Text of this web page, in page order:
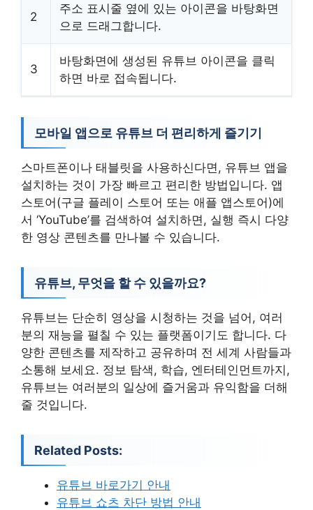
2
주소 표시줄 옆에 있는 아이콘을 바탕화면
으로 드래그합니다.
3
바탕화면에 생성된 유튜브 아이콘을 클릭
하면 바로 접속됩니다.
모바일 앱으로 유튜브 더 편리하게 즐기기
스마트폰이나 태블릿을 사용하신다면, 유튜브 앱을
설치하는 것이 가장 빠르고 편리한 방법입니다. 앱
스토어(구글 플레이 스토어 또는 애플 앱스토어)에
서 ‘YouTube’를 검색하여 설치하면, 실행 즉시 다양
한 영상 콘텐츠를 만나볼 수 있습니다.
유튜브, 무엇을 할 수 있을까요?
유튜브는 단순히 영상을 시청하는 것을 넘어, 여러
분의 재능을 펼칠 수 있는 플랫폼이기도 합니다. 다
양한 콘텐츠를 제작하고 공유하며 전 세계 사람들과
소통해 보세요. 정보 탐색, 학습, 엔터테인먼트까지,
유튜브는 여러분의 일상에 즐거움과 유익함을 더해
줄 것입니다.
Related Posts:
유튜브 바로가기 안내
유튜브 쇼츠 차단 방법 안내